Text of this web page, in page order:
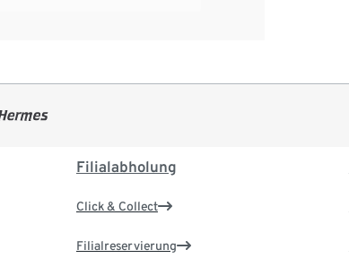
Filialabholung
Click & Collect
Filialreservierung